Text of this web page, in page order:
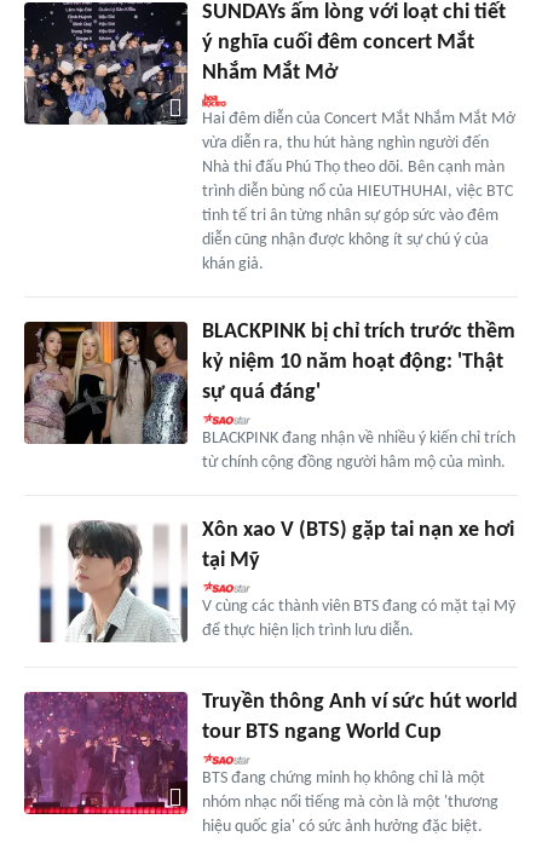
SUNDAYs ấm lòng với loạt chi tiết
ý nghĩa cuối đêm concert Mắt
Nhắm Mắt Mở
Hai đêm diễn của Concert Mắt Nhắm Mắt Mở
vừa diễn ra, thu hút hàng nghìn người đến
Nhà thi đấu Phú Thọ theo dõi. Bên cạnh màn
trình diễn bùng nổ của HIEUTHUHAI, việc BTC
tinh tế tri ân từng nhân sự góp sức vào đêm
diễn cũng nhận được không ít sự chú ý của
khán giả.
BLACKPINK bị chỉ trích trước thềm
kỷ niệm 10 năm hoạt động: 'Thật
sự quá đáng'
BLACKPINK đang nhận về nhiều ý kiến chỉ trích
từ chính cộng đồng người hâm mộ của mình.
Xôn xao V (BTS) gặp tai nạn xe hơi
tại Mỹ
V cùng các thành viên BTS đang có mặt tại Mỹ
để thực hiện lịch trình lưu diễn.
Truyền thông Anh ví sức hút world
tour BTS ngang World Cup
BTS đang chứng minh họ không chỉ là một
nhóm nhạc nổi tiếng mà còn là một 'thương
hiệu quốc gia' có sức ảnh hưởng đặc biệt.